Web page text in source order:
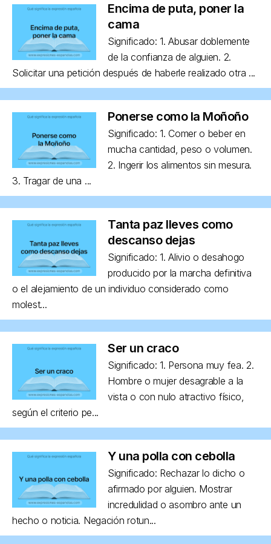
Encima de puta, poner la
cama
Significado: 1. Abusar doblemente
de la confianza de alguien. 2.
Solicitar una petición después de haberle realizado otra ...
Ponerse como la Moñoño
Significado: 1. Comer o beber en
mucha cantidad, peso o volumen.
2. Ingerir los alimentos sin mesura.
3. Tragar de una ...
Tanta paz lleves como
descanso dejas
Significado: 1. Alivio o desahogo
producido por la marcha definitiva
o el alejamiento de un individuo considerado como
molest...
Ser un craco
Significado: 1. Persona muy fea. 2.
Hombre o mujer desagrable a la
vista o con nulo atractivo físico,
según el criterio pe...
Y una polla con cebolla
Significado: Rechazar lo dicho o
afirmado por alguien. Mostrar
incredulidad o asombro ante un
hecho o noticia. Negación rotun...